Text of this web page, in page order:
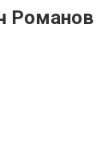
Романов